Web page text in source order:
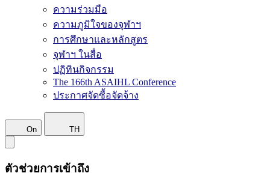
ความร่วมมือ
ความภูมิใจของจุฬาฯ
การศึกษาและหลักสูตร
จุฬาฯ ในสื่อ
ปฏิทินกิจกรรม
The 166th ASAIHL Conference
ประกาศจัดซื้อจัดจ้าง
On TH
ตัวช่วยการเข้าถึง